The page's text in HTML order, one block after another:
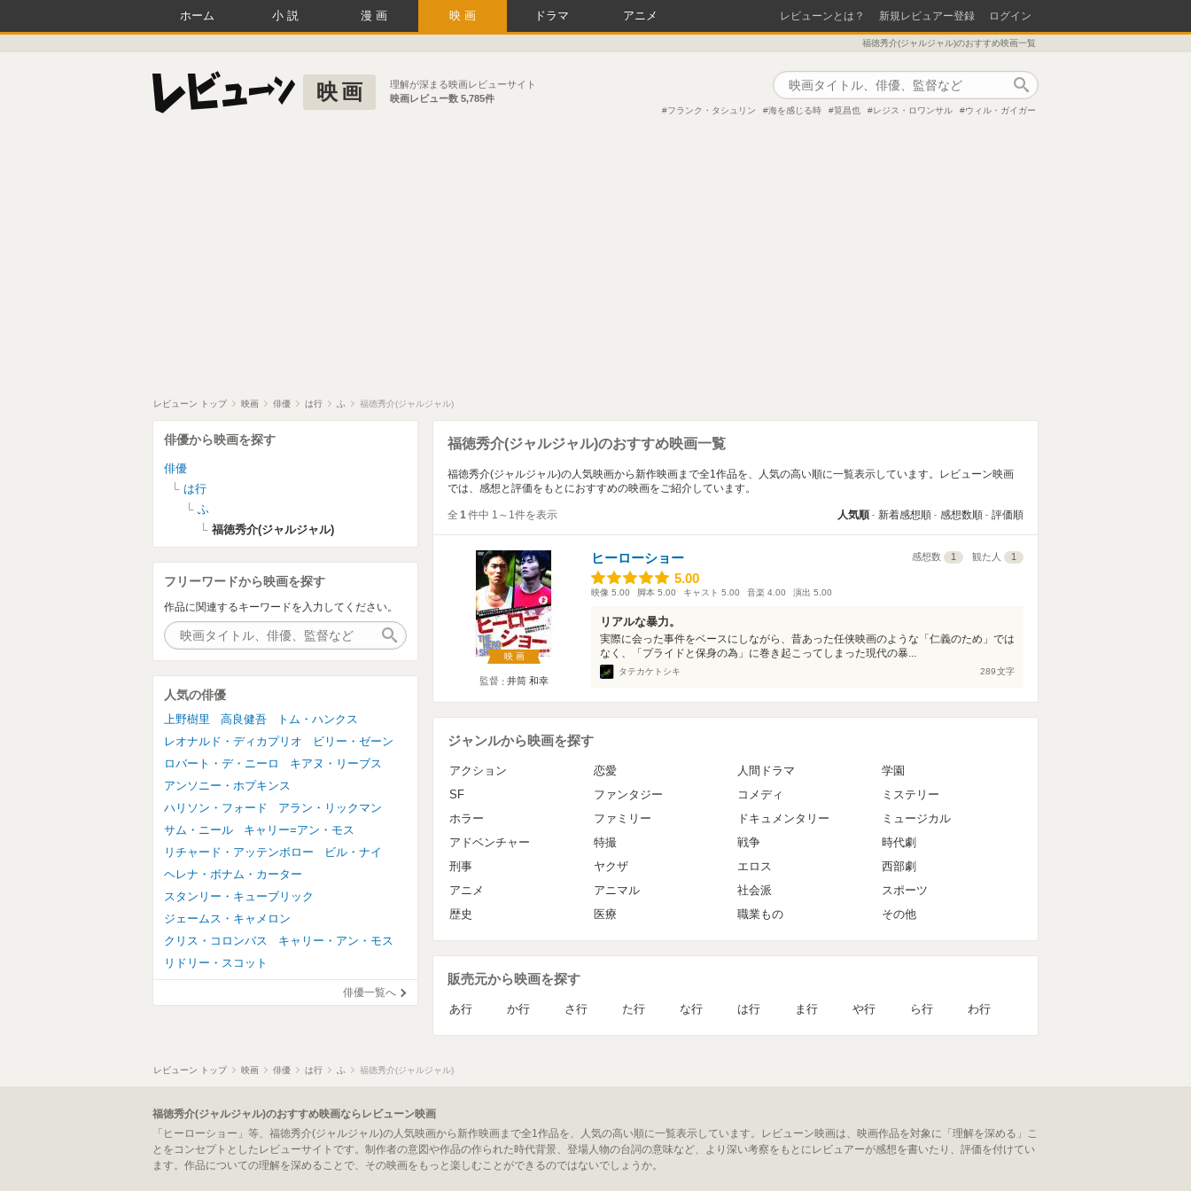
ホーム 小説 漫画 映画 ドラマ アニメ レビューンとは？ 新規レビュアー登録 ログイン
福徳秀介(ジャルジャル)のおすすめ映画一覧
映画
理解が深まる映画レビューサイト
映画レビュー数 5,785件
フランク・タシュリン 海を感じる時 筧昌也 レジス・ロワンサル ウィル・ガイガー
レビューン トップ 映画 俳優 は行 ふ 福徳秀介(ジャルジャル)
福徳秀介(ジャルジャル)のおすすめ映画一覧
福徳秀介(ジャルジャル)の人気映画から新作映画まで全1作品を、人気の高い順に一覧表示しています。レビューン映画
では、感想と評価をもとにおすすめの映画をご紹介しています。
全 1件中 1～1件を表示 人気順 新着感想順 感想数順 評価順
映画
監督 井筒 和幸
ヒーローショー 感想数 1 観た人 1
5.00
5.00
映像 5.00 脚本 5.00 キャスト 5.00 音楽 4.00 演出 5.00
リアルな暴力。
実際に会った事件をベースにしながら、昔あった任侠映画のような「仁義のため」では
なく、「プライドと保身の為」に巻き起こってしまった現代の暴...
タテカケトシキ 289文字
ジャンルから映画を探す
アクション 恋愛 人間ドラマ
学園
SF
ファンタジー コメディ
ミステリー
ホラー
ファミリー ドキュメンタリー
ミュージカル
アドベンチャー
特撮 戦争
時代劇
刑事
ヤクザ エロス
西部劇
アニメ
アニマル 社会派
スポーツ
歴史
医療 職業もの その他
販売元から映画を探す
あ行 か行 さ行 た行 な行 は行 ま行 や行 ら行 わ行
俳優から映画を探す
俳優
は行
ふ
福徳秀介(ジャルジャル)
フリーワードから映画を探す
作品に関連するキーワードを入力してください。
人気の俳優
上野樹里 高良健吾
トム・ハンクス
レオナルド・ディカプリオ
ビリー・ゼーン
ロバート・デ・ニーロ
キアヌ・リーブス
アンソニー・ホプキンス
ハリソン・フォード
アラン・リックマン
サム・ニール
キャリー=アン・モス
リチャード・アッテンボロー
ビル・ナイ
ヘレナ・ボナム・カーター
スタンリー・キューブリック
ジェームス・キャメロン
クリス・コロンバス
キャリー・アン・モス
リドリー・スコット
俳優一覧へ
レビューン トップ 映画 俳優 は行 ふ 福徳秀介(ジャルジャル)
福徳秀介(ジャルジャル)のおすすめ映画ならレビューン映画
「ヒーローショー」等、福徳秀介(ジャルジャル)の人気映画から新作映画まで全1作品を、人気の高い順に一覧表示しています。レビューン映画は、映画作品を対象に「理解を深める」こ
とをコンセプトとしたレビューサイトです。制作者の意図や作品の作られた時代背景、登場人物の台詞の意味など、より深い考察をもとにレビュアーが感想を書いたり、評価を付けてい
ます。作品についての理解を深めることで、その映画をもっと楽しむことができるのではないでしょうか。